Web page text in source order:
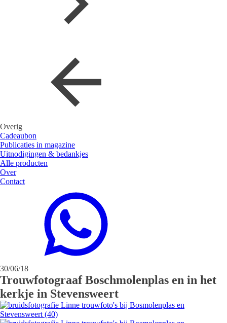
Overig
Cadeaubon
Publicaties in magazine
Uitnodigingen & bedankjes
Alle producten
Over
Contact
30/06/18
Trouwfotograaf Boschmolenplas en in het
kerkje in Stevensweert